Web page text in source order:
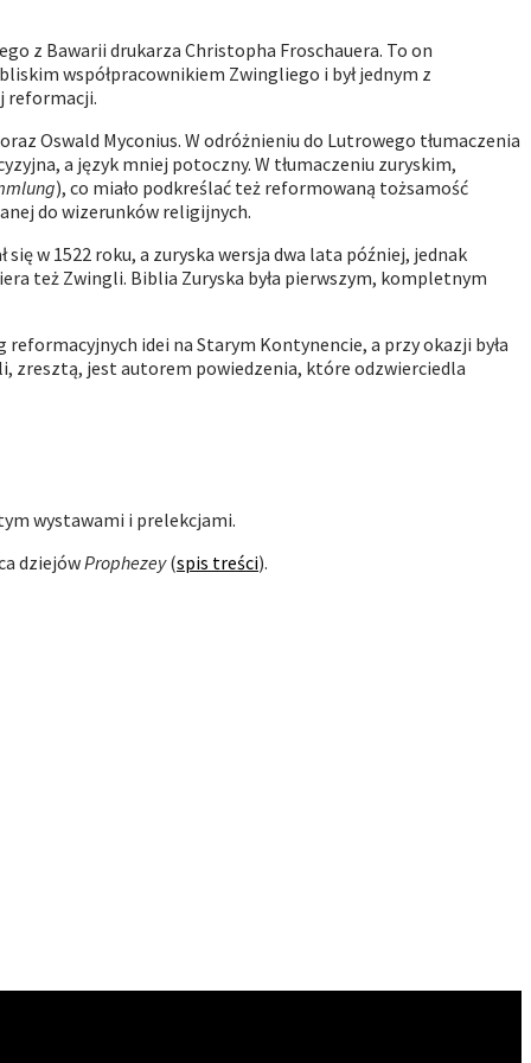
z Bawarii drukarza Christopha Froschauera. To on
współpracownikiem Zwingliego i był jednym z
reformacji.
Oswald Myconius. W odróżnieniu do Lutrowego tłumaczenia
a język mniej potoczny. W tłumaczeniu zuryskim,
), co miało podkreślać też reformowaną tożsamość
do wizerunków religijnych.
w 1522 roku, a zuryska wersja dwa lata później, jednak
też Zwingli. Biblia Zuryska była pierwszym, kompletnym
idei na Starym Kontynencie, a przy okazji była
zresztą, jest autorem powiedzenia, które odzwierciedla
wystawami i prelekcjami.
dziejówProphezey(spis treści).